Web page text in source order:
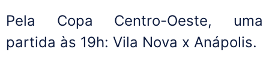
Pela Copa Centro-Oeste, uma
partida às 19h: Vila Nova x Anápolis.